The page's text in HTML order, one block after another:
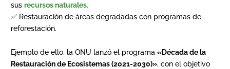
sus recursos naturales.
✅ Restauración de áreas degradadas con programas de
reforestación.
Ejemplo de ello, la ONU lanzó el programa «Década de la
Restauración de Ecosistemas (2021-2030)», con el objetivo